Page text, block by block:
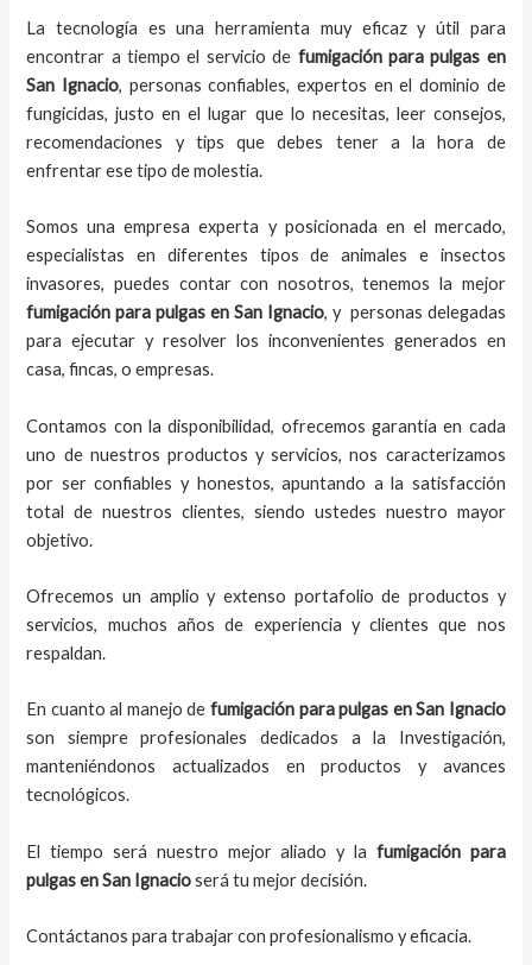
La tecnología es una herramienta muy eficaz y útil para
encontrar a tiempo el servicio de fumigación para pulgas en
San Ignacio, personas confiables, expertos en el dominio de
fungicidas, justo en el lugar que lo necesitas, leer consejos,
recomendaciones y tips que debes tener a la hora de
enfrentar ese tipo de molestia.
Somos una empresa experta y posicionada en el mercado,
especialistas en diferentes tipos de animales e insectos
invasores, puedes contar con nosotros, tenemos la mejor
fumigación para pulgas en San Ignacio, y personas delegadas
para ejecutar y resolver los inconvenientes generados en
casa, fincas, o empresas.
Contamos con la disponibilidad, ofrecemos garantía en cada
uno de nuestros productos y servicios, nos caracterizamos
por ser confiables y honestos, apuntando a la satisfacción
total de nuestros clientes, siendo ustedes nuestro mayor
objetivo.
Ofrecemos un amplio y extenso portafolio de productos y
servicios, muchos años de experiencia y clientes que nos
respaldan.
En cuanto al manejo de fumigación para pulgas en San Ignacio
son siempre profesionales dedicados a la Investigación,
manteniéndonos actualizados en productos y avances
tecnológicos.
El tiempo será nuestro mejor aliado y la fumigación para
pulgas en San Ignacioserá tu mejor decisión.
Contáctanos para trabajar con profesionalismo y eficacia.